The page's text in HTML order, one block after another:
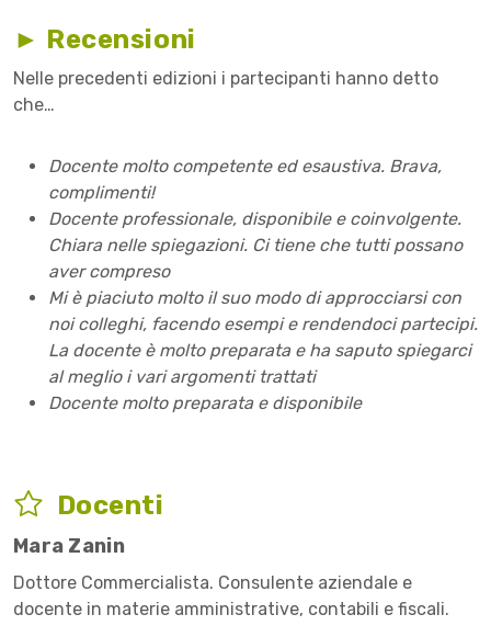
► Recensioni
Nelle precedenti edizioni i partecipanti hanno detto
che…
Docente molto competente ed esaustiva. Brava,
complimenti!
Docente professionale, disponibile e coinvolgente.
Chiara nelle spiegazioni. Ci tiene che tutti possano
aver compreso
Mi è piaciuto molto il suo modo di approcciarsi con
noi colleghi, facendo esempi e rendendoci partecipi.
La docente è molto preparata e ha saputo spiegarci
al meglio i vari argomenti trattati
Docente molto preparata e disponibile
Docenti
Mara Zanin
Dottore Commercialista. Consulente aziendale e
docente in materie amministrative, contabili e fiscali.